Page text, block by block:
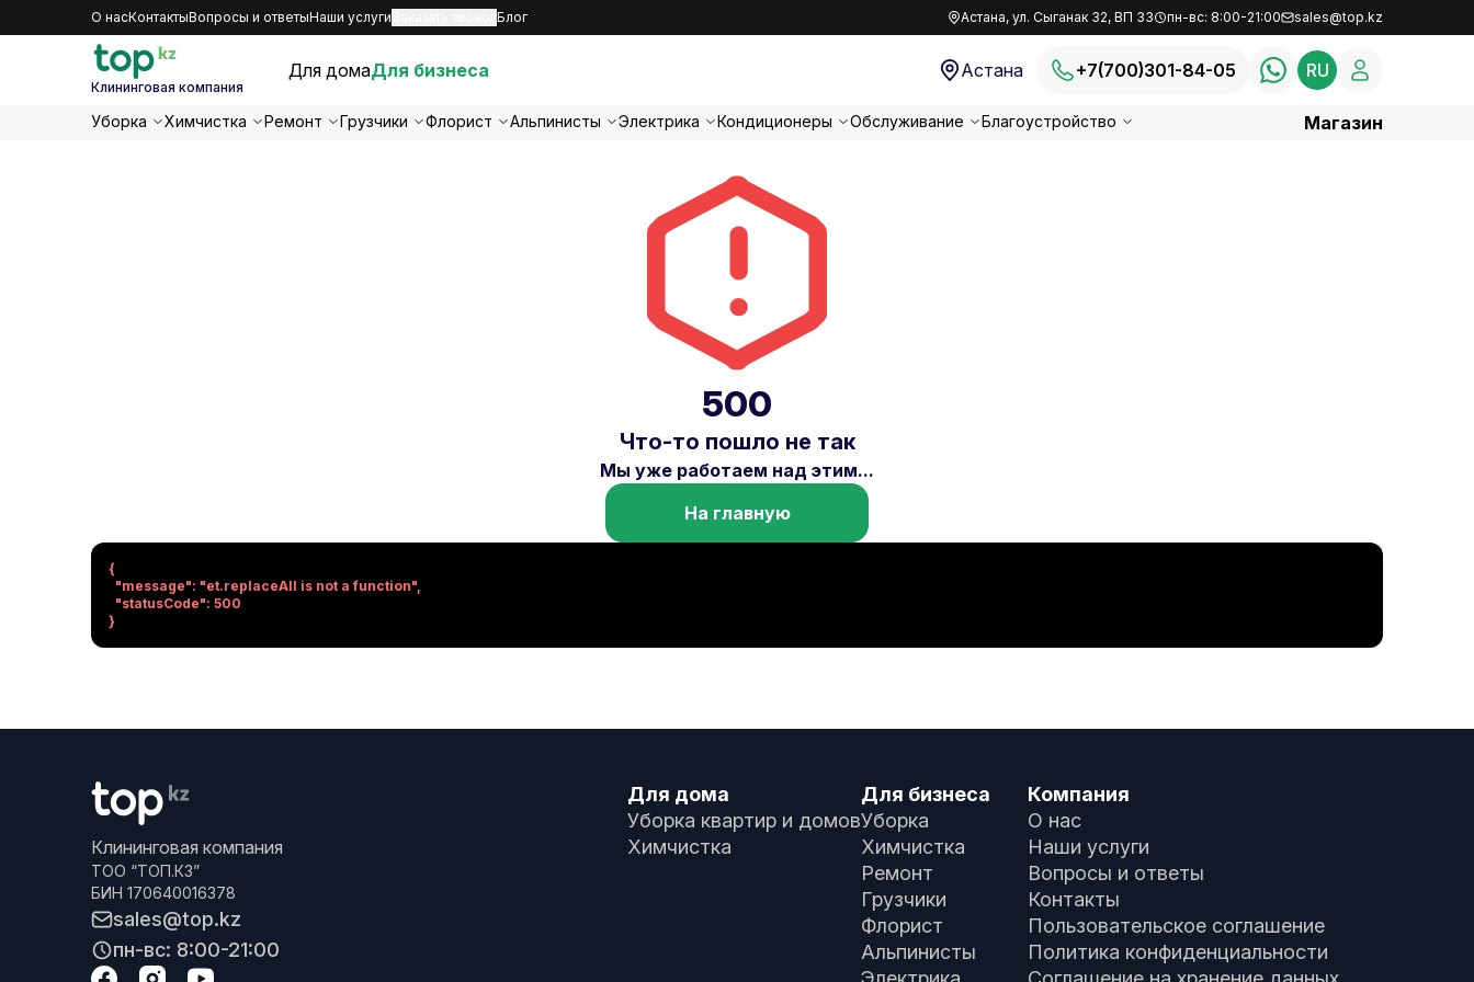
О насКонтактыВопросы и ответыНаши услуги Блог Астана, ул. Сыганак 32, ВП 33 пн-вс: 8:00-21:00 sales@top.kz
Клининговая компания
Для домаДля бизнеса Астана +7(700)301-84-05 RU
Уборка Химчистка Ремонт Грузчики Флорист Альпинисты Электрика Кондиционеры Обслуживание Благоустройство Магазин
500
Что-то пошло не так
Мы уже работаем над этим...
На главную
{
}
Клининговая компания
ТОО “ТОП.КЗ”
БИН 170640016378
sales@top.kz
пн-вс: 8:00-21:00
Для дома
Уборка квартир и домов
Химчистка
Для бизнеса
Уборка
Химчистка
Ремонт
Грузчики
Флорист
Альпинисты
Компания
О нас
Наши услуги
Вопросы и ответы
Контакты
Пользовательское соглашение
Политика конфиденциальности